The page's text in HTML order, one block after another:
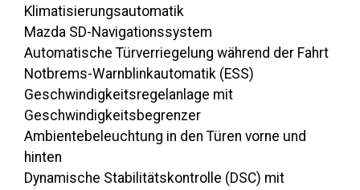
Klimatisierungsautomatik
Mazda SD-Navigationssystem
Automatische Türverriegelung während der Fahrt
Notbrems-Warnblinkautomatik (ESS)
Geschwindigkeitsregelanlage mit
Geschwindigkeitsbegrenzer
Ambientebeleuchtung in den Türen vorne und
hinten
Dynamische Stabilitätskontrolle (DSC) mit